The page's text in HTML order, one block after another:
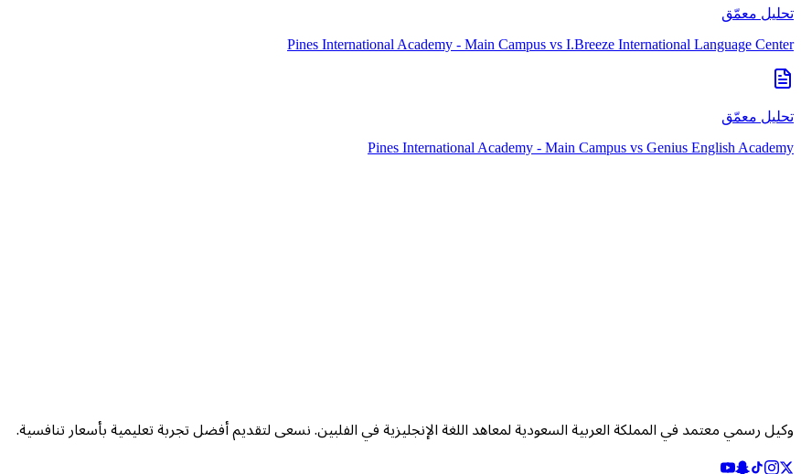
تحليل معمّق
Pines International Academy - Main Campus vs I.Breeze International Language Center
تحليل معمّق
Pines International Academy - Main Campus vs Genius English Academy
وكيل رسمي معتمد في المملكة العربية السعودية لمعاهد اللغة الإنجليزية في الفلبين. نسعى لتقديم أفضل تجربة تعليمية بأسعار تنافسية.